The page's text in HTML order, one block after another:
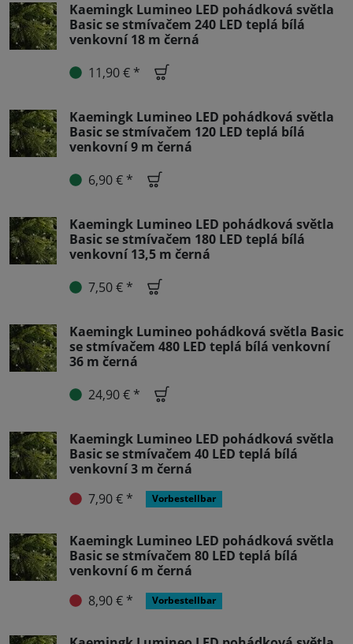
Kaemingk Lumineo LED pohádková světla
Basic se stmívačem 240 LED teplá bílá
venkovní 18 m černá
11,90 € *
Kaemingk Lumineo LED pohádková světla
Basic se stmívačem 120 LED teplá bílá
venkovní 9 m černá
6,90 € *
Kaemingk Lumineo LED pohádková světla
Basic se stmívačem 180 LED teplá bílá
venkovní 13,5 m černá
7,50 € *
Kaemingk Lumineo pohádková světla Basic
se stmívačem 480 LED teplá bílá venkovní
36 m černá
24,90 € *
Kaemingk Lumineo LED pohádková světla
Basic se stmívačem 40 LED teplá bílá
venkovní 3 m černá
7,90 € *
Vorbestellbar
Kaemingk Lumineo LED pohádková světla
Basic se stmívačem 80 LED teplá bílá
venkovní 6 m černá
8,90 € *
Vorbestellbar